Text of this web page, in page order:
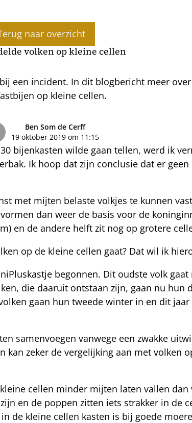
naar overzicht
volken op kleine cellen
een incident. In dit blogbericht meer
op kleine cellen.
Ben Som de Cerff
19 oktober 2019 om 11:15
bijenkasten wilde gaan tellen, werd ik
Ik hoop dat zijn conclusie dat er
met mijten belaste volkjes te kunnen
dan weer de basis voor de
en de andere helft zit nog op grotere
op de kleine cellen gaat? Dat wil ik
begonnen. Dit oudste volk
die daaruit ontstaan zijn, gaan nu hun
gaan hun tweede winter in en dit
samenvoegen vanwege een zwakke
zeker de vergelijking aan met volken
cellen minder mijten laten vallen
en de poppen zitten iets strakker in de
de kleine cellen kasten is bij goede